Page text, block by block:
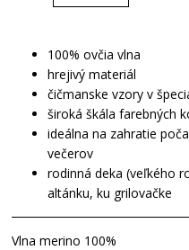
100% ovčia vlna
hrejivý materiál
čičmanske vzory v
široká škála farebných
ideálna na zahratie
večerov
rodinná deka (veľkého
altánku, ku grilovačke
Vlna merino 100%